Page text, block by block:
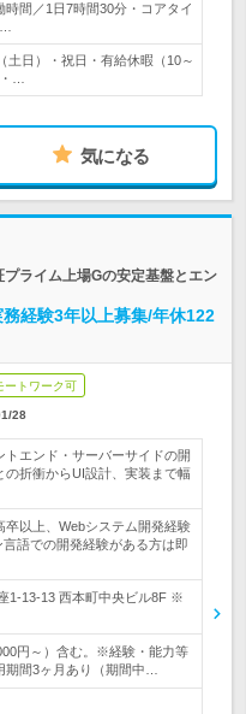
間／1日7時間30分・コアタイ
土日）・祝日・有給休暇（10～
…
気になる
ライム上場Gの安定基盤とエン
務経験3年以上募集/年休122
ートワーク可
28
エンド・サーバーサイドの開
折衝からUI設計、実装まで幅
以上、Webシステム開発経験
語での開発経験がある方は即
1-13-13 西本町中央ビル8F ※
円～）含む。※経験・能力等
間3ヶ月あり（期間中…